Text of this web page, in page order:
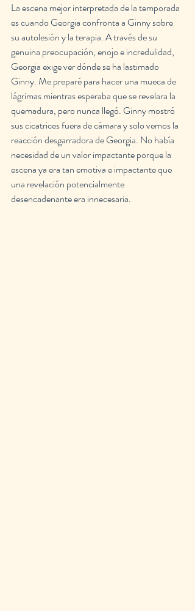
La escena mejor interpretada de la temporada
es cuando Georgia confronta a Ginny sobre
su autolesión y la terapia. A través de su
genuina preocupación, enojo e incredulidad,
Georgia exige ver dónde se ha lastimado
Ginny. Me preparé para hacer una mueca de
lágrimas mientras esperaba que se revelara la
quemadura, pero nunca llegó. Ginny mostró
sus cicatrices fuera de cámara y solo vemos la
reacción desgarradora de Georgia. No había
necesidad de un valor impactante porque la
escena ya era tan emotiva e impactante que
una revelación potencialmente
desencadenante era innecesaria.